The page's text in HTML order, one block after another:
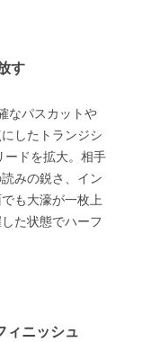
す
なパスカットや
したトランジシ
ードを拡大。相手
みの鋭さ、イン
も大濠が一枚上
た状態でハーフ
ィニッシュ